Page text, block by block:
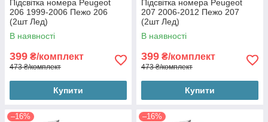
Підсвітка номера Peugeot
206 1999-2006 Пежо 206
(2шт Лед)
В наявності
399 ₴/комплект
473 ₴/комплект
Купити
Підсвітка номера Peugeot
207 2006-2012 Пежо 207
(2шт Лед)
В наявності
399 ₴/комплект
473 ₴/комплект
Купити
–16% –16%